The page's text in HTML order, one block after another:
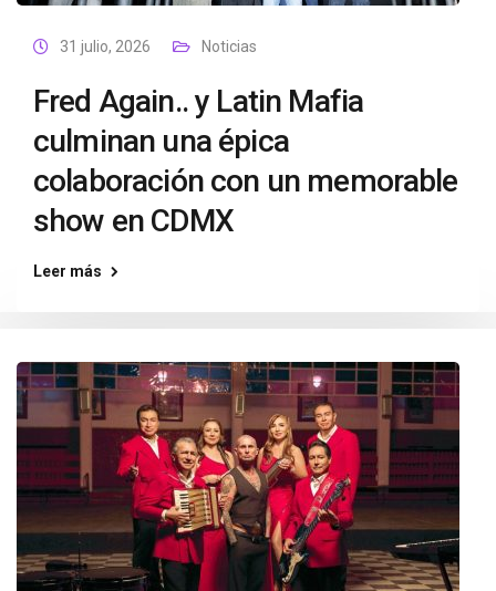
31 julio, 2026 Noticias
Fred Again.. y Latin Mafia
culminan una épica
colaboración con un memorable
show en CDMX
Leer más